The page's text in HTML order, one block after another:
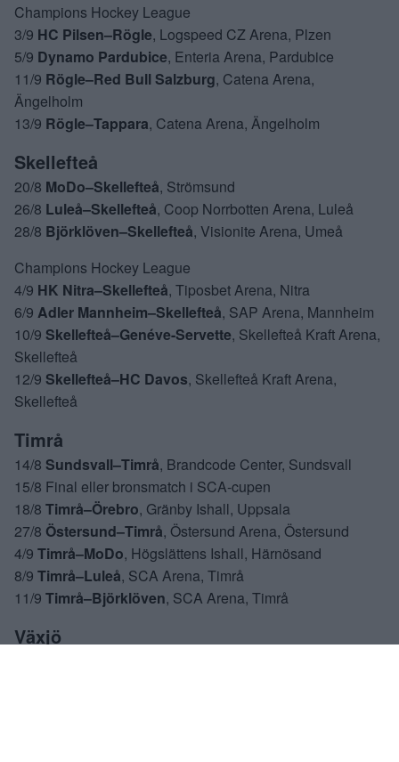
Champions Hockey League
3/9 HC Pilsen–Rögle, Logspeed CZ Arena, Plzen
5/9 Dynamo Pardubice, Enteria Arena, Pardubice
11/9 Rögle–Red Bull Salzburg, Catena Arena,
Ängelholm
13/9 Rögle–Tappara, Catena Arena, Ängelholm
Skellefteå
20/8 MoDo–Skellefteå, Strömsund
26/8 Luleå–Skellefteå, Coop Norrbotten Arena, Luleå
28/8 Björklöven–Skellefteå, Visionite Arena, Umeå
Champions Hockey League
4/9 HK Nitra–Skellefteå, Tiposbet Arena, Nitra
6/9 Adler Mannheim–Skellefteå, SAP Arena, Mannheim
10/9 Skellefteå–Genéve-Servette, Skellefteå Kraft Arena,
Skellefteå
12/9 Skellefteå–HC Davos, Skellefteå Kraft Arena,
Skellefteå
Timrå
14/8 Sundsvall–Timrå, Brandcode Center, Sundsvall
15/8 Final eller bronsmatch i SCA-cupen
18/8 Timrå–Örebro, Gränby Ishall, Uppsala
27/8 Östersund–Timrå, Östersund Arena, Östersund
4/9 Timrå–MoDo, Högslättens Ishall, Härnösand
8/9 Timrå–Luleå, SCA Arena, Timrå
11/9 Timrå–Björklöven, SCA Arena, Timrå
Växjö